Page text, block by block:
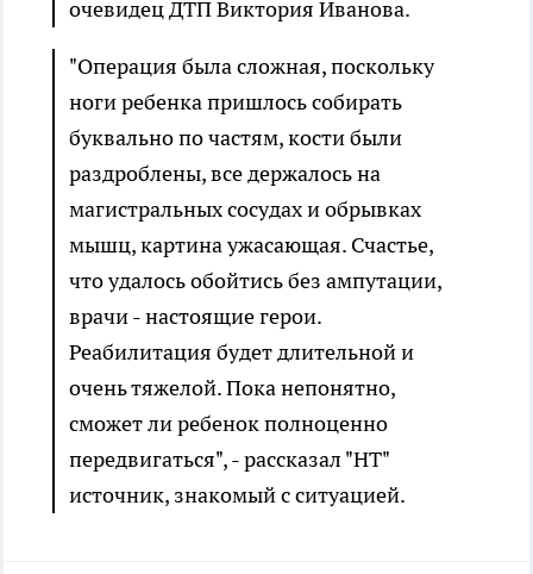
очевидец ДТП Виктория Иванова.
"Операция была сложная, поскольку
ноги ребенка пришлось собирать
буквально по частям, кости были
раздроблены, все держалось на
магистральных сосудах и обрывках
мышц, картина ужасающая. Счастье,
что удалось обойтись без ампутации,
врачи - настоящие герои.
Реабилитация будет длительной и
очень тяжелой. Пока непонятно,
сможет ли ребенок полноценно
передвигаться", - рассказал "НТ"
источник, знакомый с ситуацией.